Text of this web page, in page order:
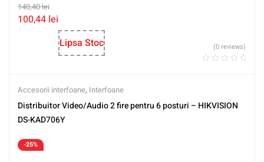
140,40lei
100,44 lei
Lipsa Stoc
(0 reviews)
Accesorii interfoane, Interfoane
Distribuitor Video/Audio 2 fire pentru 6 posturi – HIKVISION
DS-KAD706Y
-25%